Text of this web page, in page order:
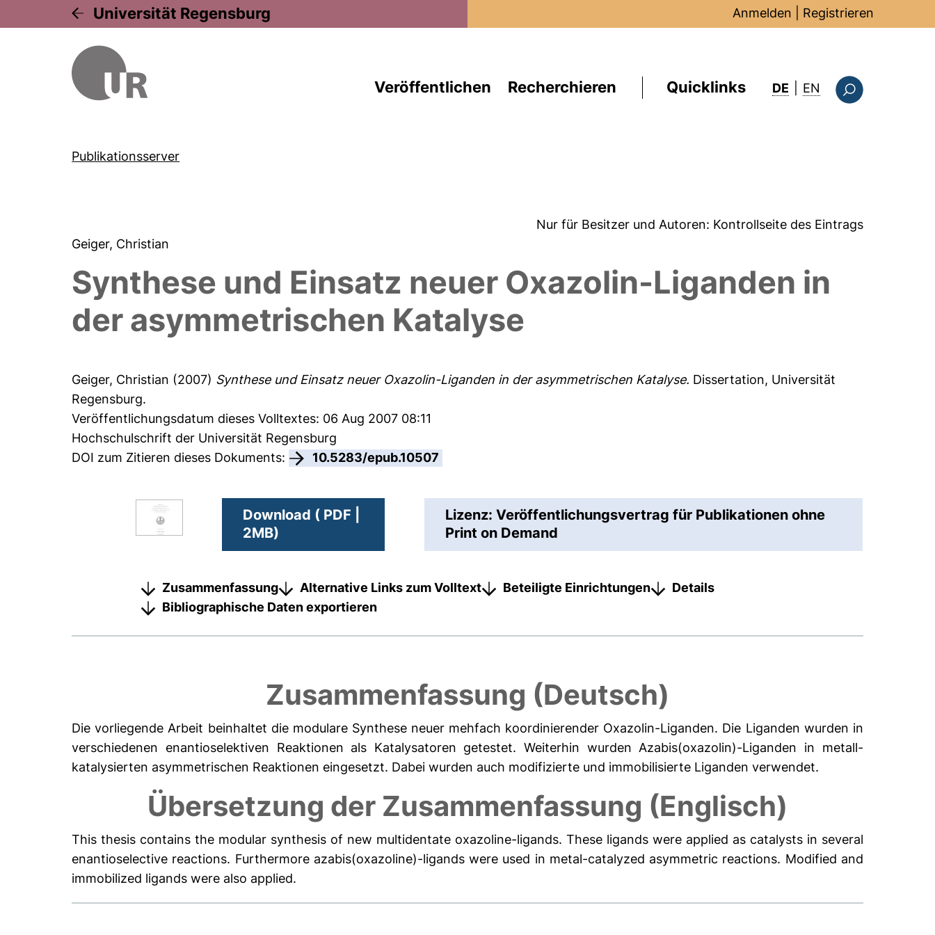
Universität Regensburg Anmelden Registrieren
Veröffentlichen Recherchieren Quicklinks DE EN : this page in
Publikationsserver
Nur für Besitzer und Autoren: Kontrollseite des Eintrags
Geiger, Christian
Synthese und Einsatz neuer Oxazolin-Liganden in
der asymmetrischen Katalyse
Geiger, Christian (2007) Synthese und Einsatz neuer Oxazolin-Liganden in der asymmetrischen Katalyse. Dissertation, Universität
Regensburg.
Veröffentlichungsdatum dieses Volltextes: 06 Aug 2007 08:11
Hochschulschrift der Universität Regensburg
DOI zum Zitieren dieses Dokuments:
10.5283/epub.10507
Download ( PDF |
2MB)
Lizenz: Veröffentlichungsvertrag für Publikationen ohne
Print on Demand
Zusammenfassung Alternative Links zum Volltext Beteiligte Einrichtungen
Details
Bibliographische Daten exportieren
Zusammenfassung (Deutsch)
Die vorliegende Arbeit beinhaltet die modulare Synthese neuer mehfach koordinierender Oxazolin-Liganden. Die Liganden wurden in
verschiedenen enantioselektiven Reaktionen als Katalysatoren getestet. Weiterhin wurden Azabis(oxazolin)-Liganden in metall-
katalysierten asymmetrischen Reaktionen eingesetzt. Dabei wurden auch modifizierte und immobilisierte Liganden verwendet.
Übersetzung der Zusammenfassung (Englisch)
This thesis contains the modular synthesis of new multidentate oxazoline-ligands. These ligands were applied as catalysts in several
enantioselective reactions. Furthermore azabis(oxazoline)-ligands were used in metal-catalyzed asymmetric reactions. Modified and
immobilized ligands were also applied.